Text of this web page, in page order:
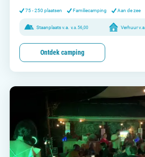
75 - 250 plaatsen Familiecamping Aan de zee
Staanplaats v.a. v.a. 56,00 Verhuur v.a.
Ontdek camping